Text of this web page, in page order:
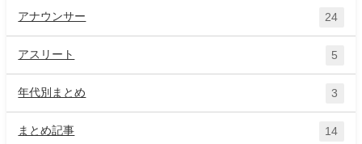
アナウンサー 24
アスリート 5
年代別まとめ 3
まとめ記事 14